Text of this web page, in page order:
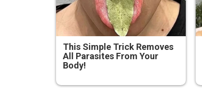
This Simple Trick Removes
All Parasites From Your
Body!